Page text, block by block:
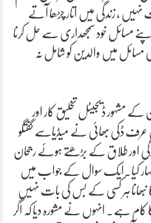
، زندگی میں اتار چڑھا آتے
مسائل خود سمجھداری سے حل کرنا
مسائل میں والدین کو شامل نہ
مشہور ڈیجیٹل تخلیق کار اور
عرف ڈکی بھائی نے میڈیاسے گفتگو
اور طلاق کے بڑھتے ہوئے رجحان
کیا۔ایک سوال کے جواب میں
نبھانا ہر کسی کے بس کی بات نہیں
ہے۔ انہوں نے مشورہ دیا کہ اگر